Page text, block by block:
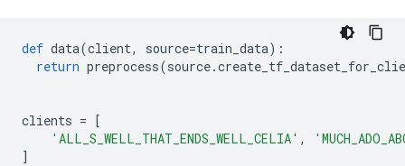
def data(client, source=train_data):
return preprocess(source.
clients = [
'ALL_S_WELL_THAT_ENDS_WELL_CELIA' ,
]